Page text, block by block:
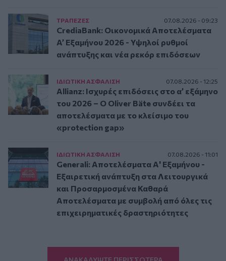
ΤΡAΠΕΖΕΣ 07.08.2026 - 09:23
CrediaBank: Οικονομικά Αποτελέσματα
A’ Εξαμήνου 2026 - Υψηλοί ρυθμοί
ανάπτυξης και νέα ρεκόρ επιδόσεων
ΙΔΙΩΤΙΚΗ ΑΣΦAΛΙΣΗ 07.08.2026 - 12:25
Allianz: Ισχυρές επιδόσεις στο α’ εξάμηνο
του 2026 – Ο Oliver Bäte συνδέει τα
αποτελέσματα με το κλείσιμο του
«protection gap»
ΙΔΙΩΤΙΚΗ ΑΣΦAΛΙΣΗ 07.08.2026 - 11:01
Generali: Αποτελέσματα Α' Εξαμήνου -
Εξαιρετική ανάπτυξη στα Λειτουργικά
και Προσαρμοσμένα Καθαρά
Αποτελέσματα με συμβολή από όλες τις
επιχειρηματικές δραστηριότητες